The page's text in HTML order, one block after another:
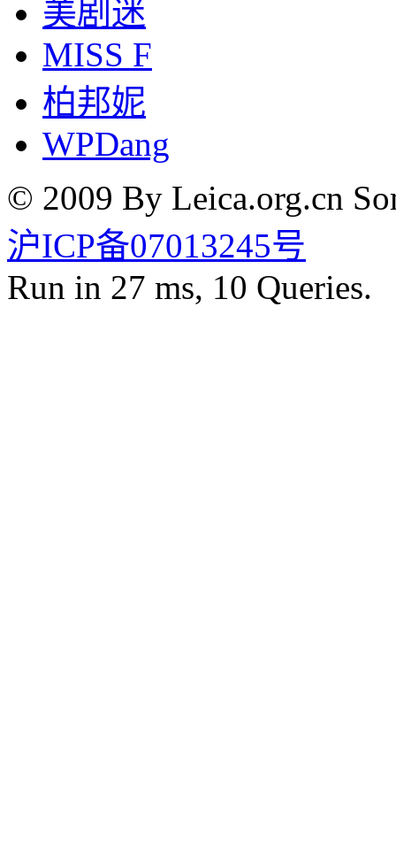
美剧迷
MISS F
柏邦妮
WPDang
© 2009 By Leica.org.cn
沪ICP备07013245号
Run in 27 ms, 10 Queries.